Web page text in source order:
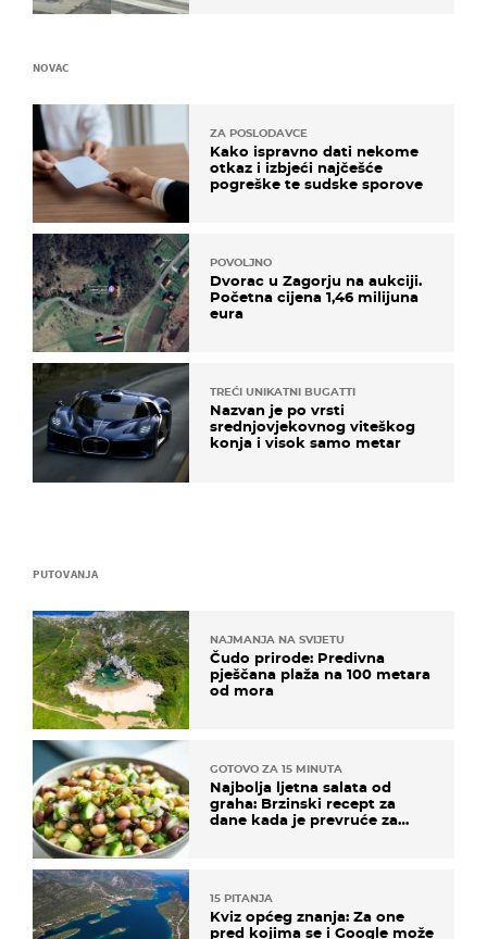
PUTOVANJA
NAJMANJA NA SVIJETU
Čudo prirode: Predivna
pješčana plaža na 100 metara
od mora
GOTOVO ZA 15 MINUTA
Najbolja ljetna salata od
graha: Brzinski recept za
dane kada je prevruće za
15 PITANJA
Kviz općeg znanja: Za one
pred kojima se i Google može
NOVAC
ZA POSLODAVCE
Kako ispravno dati nekome
otkaz i izbjeći najčešće
pogreške te sudske sporove
POVOLJNO
Dvorac u Zagorju na aukciji.
Početna cijena 1,46 milijuna
eura
TREĆI UNIKATNI BUGATTI
Nazvan je po vrsti
srednjovjekovnog viteškog
konja i visok samo metar